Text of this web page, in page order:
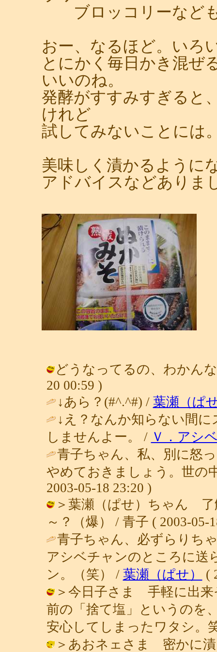
ブロッコリーなども
おー、なるほど。いろ
とにかく毎日かき混ぜ
いいのね。
発酵がすすみすぎると
けれど
試してみないことには
美味しく漬かるように
アドバイスなどありま
どうなってるの、わかん
20 00:59 )
↓あら？(#^.^#) / 葉瀬（ぱ
↓え？なんか知らない間
しませんよー。 / Ｖ．アシ
青子ちゃん、私、別に怒
やめておきましょう。世の
2003-05-18 23:20 )
＞葉瀬（ぱせ）ちゃん 了
～？（爆） / 青子 ( 2003-05-
青子ちゃん、必ずらりち
アシベチャンのところに
ン。（笑） / 葉瀬（ぱせ）
(
＞今日子さま 手軽に出来
前の「捨て塩」というのを
安心してしまったワタシ。
＞あおネェさま 密かに漬